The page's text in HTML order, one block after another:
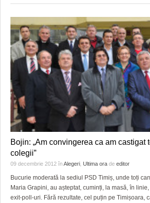
Bojin: „Am convingerea ca am castigat
colegii”
09 decembrie 2012 înAlegeri Ultima ora de editor
Bucurie moderată la sediul PSD Timiș, unde toți
Maria Grapini, au așteptat, cuminți, la masă, în
exit-poll-uri. Fără rezultate, cel puțin pe Timișoara,